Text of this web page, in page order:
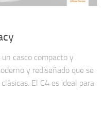
casco compacto y
y rediseñado que se
El C4 es ideal para